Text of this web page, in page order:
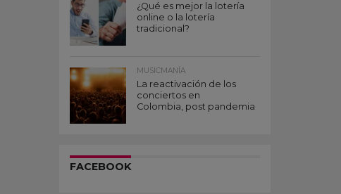
¿Qué es mejor la lotería
online o la lotería
tradicional?
MUSICMANÍA
La reactivación de los
conciertos en
Colombia, post pandemia
FACEBOOK